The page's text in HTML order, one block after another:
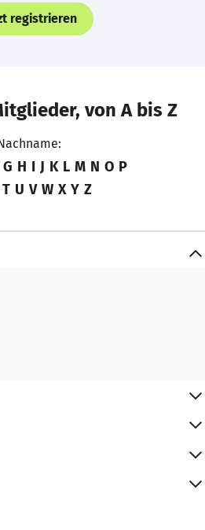
registrieren
von A bis Z
G H I J K L M N O P
T U V W X Y Z